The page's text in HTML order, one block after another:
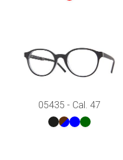
05435 - Cal. 47